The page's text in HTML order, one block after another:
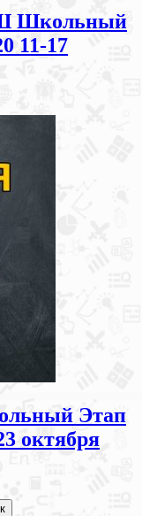
Школьный
11-17
Этап
октября